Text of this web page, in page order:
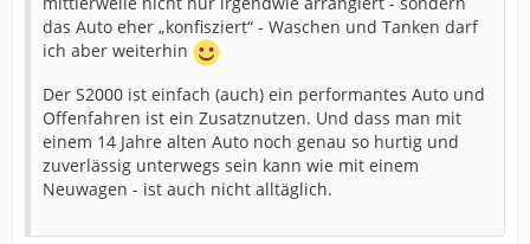
das Auto eher „konfisziert“ - Waschen und Tanken darf
ich aber weiterhin
Der S2000 ist einfach (auch) ein performantes Auto und
Offenfahren ist ein Zusatznutzen. Und dass man mit
einem 14 Jahre alten Auto noch genau so hurtig und
zuverlässig unterwegs sein kann wie mit einem
Neuwagen - ist auch nicht alltäglich.